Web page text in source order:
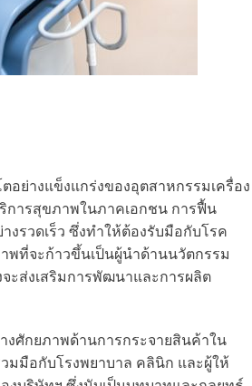
อย่างแข็งแกร่งของอุตสาหกรรมเครื่อง
การสุขภาพในภาคเอกชน การฟื้น
รวดเร็ว ซึ่งทำให้ต้องรับมือกับโรค
พที่จะก้าวขึ้นเป็นผู้นำด้านนวัตกรรม
ะส่งเสริมการพัฒนาและการผลิต
งศักยภาพด้านการกระจายสินค้าใน
มมือกับโรงพยาบาล คลินิก และผู้ให้